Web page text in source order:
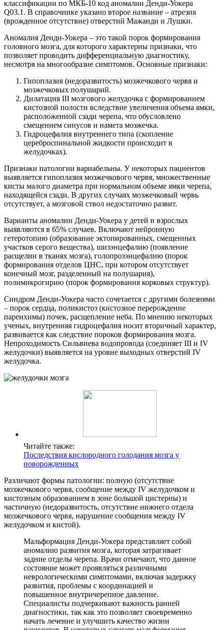
классификации по МКБ-10 код аномалии Денди-Уокера
Q03.1. В справочнике указано второе название – атрезия
(врожденное отсутствие) отверстий Мажанди и Лушки.
Аномалия Денди-Уокера – это такой порок формирования
головного мозга, для которого характерны признаки, что
позволяет проводить дифференциальную диагностику,
несмотря на многообразие симптомов. Основные признаки:
Гипоплазия (недоразвитость) мозжечкового червя и
мозжечковых полушарий.
Дилатация III мозгового желудочка с формированием
кистозной полости вследствие увеличения объема ямки,
расположенной сзади черепа, что обусловлено
смещением синусов и намета мозжечка.
Гидроцефалия внутреннего типа (скопление
цереброспинальной жидкости происходит в
желудочках).
Признаки патологии вариабельны. У некоторых пациентов
выявляется гипоплазия мозжечкового червя, множественные
кисты малого диаметра при нормальном объеме ямки черепа,
находящейся сзади. В других случаях мозжечковый червь
отсутствует, а мозговой ствол недостаточно развит.
Варианты аномалии Денди-Уокера у детей и взрослых
выявляются в 65% случаев. Включают нейронную
гетеротопию (образование эктопированных, смещенных
участков серого вещества), шизэнцефалию (появление
расщелин в тканях мозга), голопрозэнцефалию (порок
формирования отделов ЦНС, при котором отсутствует
конечный мозг, разделенный на полушария),
полимикрогирию (порок формирования корковых структур).
Синдром Денди-Уокера часто сочетается с другими болезнями
– порок сердца, поликистоз (кистозное перерождение
паренхимы) почек, расщепление неба. По мнению некоторых
ученых, внутренняя гидроцефалия носит вторичный характер,
развивается как следствие пороков формирования мозга.
Непроходимость Сильвиева водопровода (соединяет III и IV
желудочки) выявляется на уровне выходных отверстий IV
желудочка.
Читайте также:
Последствия кислородного голодания мозга у
новорожденных
Различают формы патологии: полную (отсутствие
мозжечкового червя, сообщение между IV желудочком и
кистозным образованием в зоне большой цистерны) и
частичную (недоразвитость, отсутствие нижнего отдела
мозжечкового червя, нарушение сообщения между IV
желудочком и кистой).
Мальформация Денди-Уокера представляет собой
аномалию развития мозга, которая затрагивает
задние отделы черепа. Врачи отмечают, что данное
состояние может проявляться различными
неврологическими симптомами, включая задержку
развития, проблемы с координацией и
повышенное внутричерепное давление.
Специалисты подчеркивают важность ранней
диагностики, так как это позволяет своевременно
начать лечение и улучшить качество жизни